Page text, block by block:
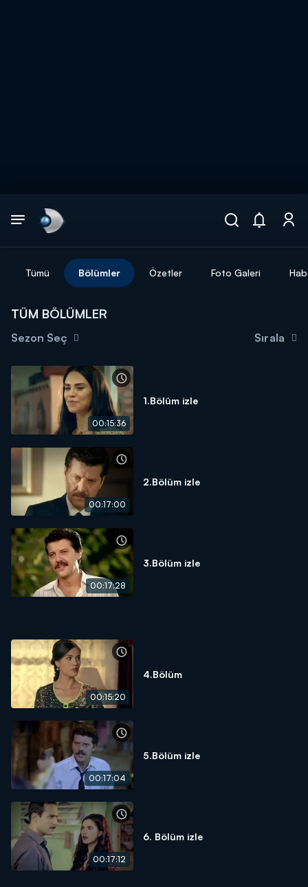
DİĞER SONUÇLAR
Tümü Bölümler Özetler Foto Galeri
TÜM BÖLÜMLER
Sezon Seç Sırala
00:15:36
1.Bölüm izle
00:17:00
2.Bölüm izle
00:17:28
3.Bölüm izle
00:15:20
4.Bölüm
00:17:04
5.Bölüm izle
00:17:12
6. Bölüm izle